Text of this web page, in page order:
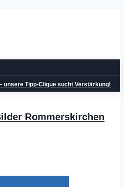
unsere Tipp-Clique sucht Verstärkung!
Rommerskirchen